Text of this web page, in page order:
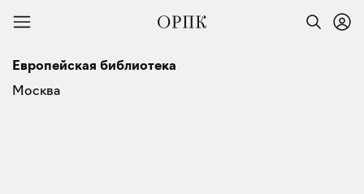
Европейская библиотека
Москва